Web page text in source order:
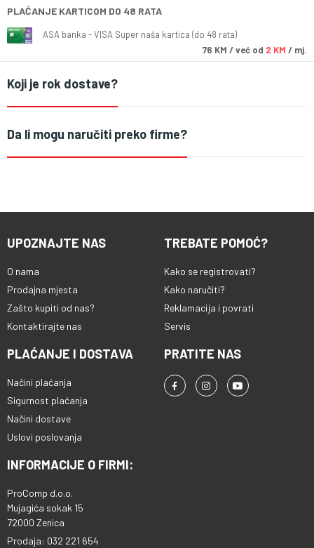
PLAĆANJE KARTICOM DO 48 RATA
ASA banka - VISA Super naša kartica (do 48 rata)
76 KM / već od 2 KM / mj.
Koji je rok dostave?
Da li mogu naručiti preko firme?
UPOZNAJTE NAS
O nama
Prodajna mjesta
Zašto kupiti od nas?
Kontaktirajte nas
TREBATE POMOĆ?
Kako se registrovati?
Kako naručiti?
Reklamacija i povrati
Servis
PLAĆANJE I DOSTAVA
Načini plaćanja
Sigurnost plaćanja
Načini dostave
Uslovi poslovanja
PRATITE NAS
INFORMACIJE O FIRMI:
ProComp d.o.o.
Mujagića sokak 15
72000 Zenica
Prodaja: 032 221 654